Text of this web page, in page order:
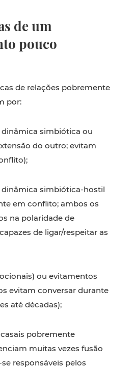
de um
pouco
de relações pobremente
por:
simbiótica ou
do outro; evitam
dinâmica simbiótica-hostil
em conflito; ambos os
na polaridade de
de ligar/respeitar as
ou evitamentos
evitam conversar durante
até décadas);
pobremente
muitas vezes fusão
responsáveis pelos